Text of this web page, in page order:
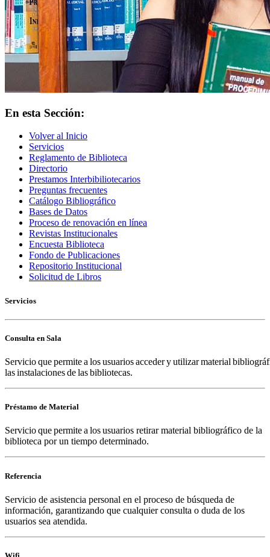
En esta Sección:
Volver al Inicio
Servicios
Reglamento de Biblioteca
Directorio
Prestamos Interbibiliotecarios
Preguntas frecuentes
Catálogo Bibliográfico
Bases de Datos
Proceso de renovación en línea
Revistas Institucionales
Encuesta Biblioteca
Fondo de Publicaciones
Repositorio Institucional
Solicitud de Libros
Servicios
Consulta en Sala
Servicio que permite a los usuarios acceder y utilizar material
las instalaciones de las bibliotecas.
Préstamo de Material
Servicio que permite a los usuarios retirar material bibliográfico de la
biblioteca por un tiempo determinado.
Referencia
Servicio de asistencia personal en el proceso de búsqueda de
información, garantizando que cualquier consulta o duda de los
usuarios sea atendida.